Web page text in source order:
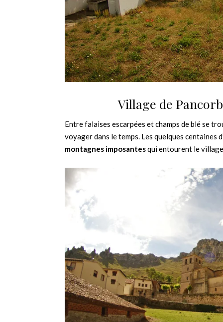
Village de
Entre falaises escarpées et champs de blé se
voyager dans le temps. Les quelques centaines
montagnes imposantesqui entourent le